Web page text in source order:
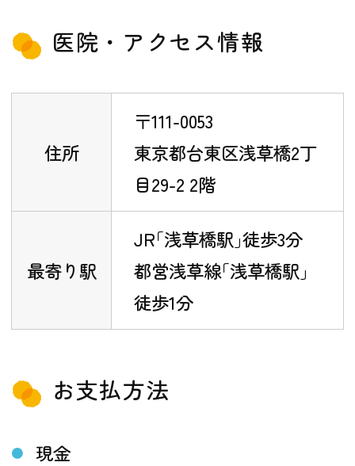
医院・アクセス情報
住所
〒111-0053
東京都台東区浅草橋2丁
目29-2 2階
最寄り駅
JR｢浅草橋駅｣徒歩3分
都営浅草線｢浅草橋駅｣
徒歩1分
お支払方法
現金